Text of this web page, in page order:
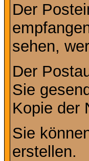
Der
sehen,
Der
Sie
Kopie der
Sie
erstellen.